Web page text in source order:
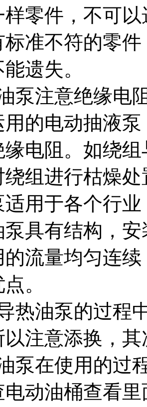
样零件，不可
准不符的零
遗失。
泵注意绝缘电
的电动抽液
电阻。如绕
绕组进行枯燥处
适用于各个行
泵具有结构，
流量均匀连
。
热油泵的过程
注意添换，
泵在使用的过
动油桶查看